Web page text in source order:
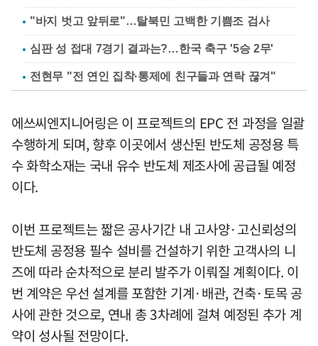
"바지 벗고 앞뒤로"…탈북민 고백한 기쁨조 검사
심판 성 접대 7경기 결과는?…한국 축구 '5승 2무'
전현무 "전 연인 집착·통제에 친구들과 연락 끊겨"
에쓰씨엔지니어링은 이 프로젝트의 EPC 전 과정을 일괄
수행하게 되며, 향후 이곳에서 생산된 반도체 공정용 특
수 화학소재는 국내 유수 반도체 제조사에 공급될 예정
이다.
이번 프로젝트는 짧은 공사기간 내 고사양·고신뢰성의
반도체 공정용 필수 설비를 건설하기 위한 고객사의 니
즈에 따라 순차적으로 분리 발주가 이뤄질 계획이다. 이
번 계약은 우선 설계를 포함한 기계·배관, 건축·토목 공
사에 관한 것으로, 연내 총 3차례에 걸쳐 예정된 추가 계
약이 성사될 전망이다.